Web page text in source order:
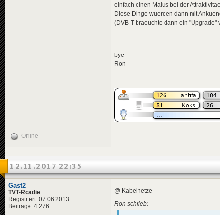
einfach einen Malus bei der
Diese Dinge wuerden dann mit
(DVB-T braeuchte dann ein "Upgrade"
bye
Ron
Offline
12.11.2017 22:35
Gast2
TVT-Roadie
Registriert: 07.06.2013
Beiträge: 4.276
@ Kabelnetze
Ron schrieb: